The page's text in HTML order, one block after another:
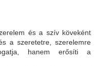
és a szív köveként
a szeretetre, szerelemre
hanem erősíti a